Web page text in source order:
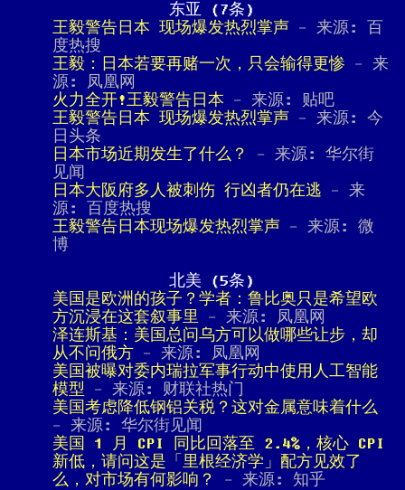
东亚 (7条)
王毅警告日本 现场爆发热烈掌声 - 来源: 百
度热搜
王毅：日本若要再赌一次，只会输得更惨 - 来
源: 凤凰网
火力全开!王毅警告日本 - 来源: 贴吧
王毅警告日本 现场爆发热烈掌声 - 来源: 今
日头条
日本市场近期发生了什么？
- 来源: 华尔街
见闻
日本大阪府多人被刺伤 行凶者仍在逃 - 来
源: 百度热搜
王毅警告日本现场爆发热烈掌声 - 来源: 微
博
北美 (5条)
美国是欧洲的孩子？学者：鲁比奥只是希望欧
方沉浸在这套叙事里 - 来源: 凤凰网
泽连斯基：美国总问乌方可以做哪些让步，却
从不问俄方 - 来源: 凤凰网
美国被曝对委内瑞拉军事行动中使用人工智能
模型 - 来源: 财联社热门
美国考虑降低钢铝关税？这对金属意味着什么
- 来源: 华尔街见闻
美国 1 月 CPI 同比回落至 2.4%，核心 CPI
新低，请问这是「里根经济学」配方见效了
么，对市场有何影响？
- 来源: 知乎